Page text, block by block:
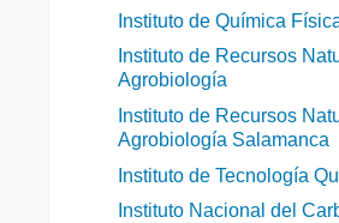
Instituto de Química
Instituto de Recursos
Agrobiología
Instituto de Recursos
Agrobiología Salamanca
Instituto de Tecnología
Instituto Nacional del